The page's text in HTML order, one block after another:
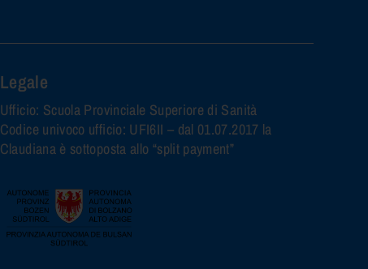
Legale
Ufficio: Scuola Provinciale Superiore di Sanità
Codice univoco ufficio: UFI6II – dal 01.07.2017 la
Claudiana è sottoposta allo “split payment”